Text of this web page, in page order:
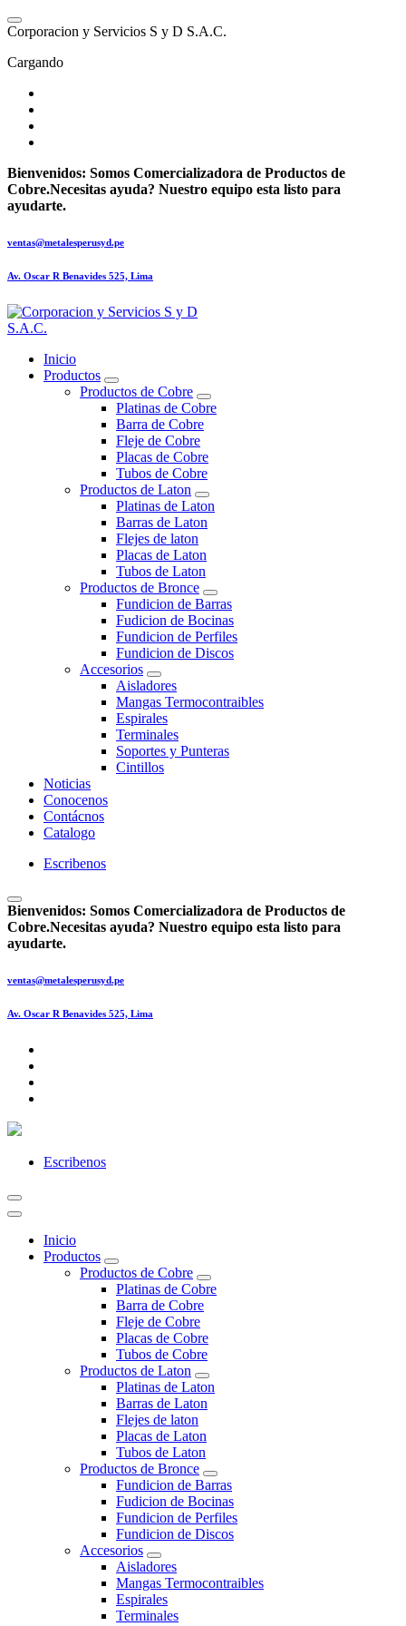
Saltar
al
Corporacion y Servicios S y D S.A.C.
Cargando
Bienvenidos: Somos Comercializadora de Productos de
Cobre.Necesitas ayuda? Nuestro equipo esta listo para
ayudarte.
ventas@metalesperusyd.pe
Av. Oscar R Benavides 525, Lima
Inicio
Productos
Productos de Cobre
Platinas de Cobre
Barra de Cobre
Fleje de Cobre
Placas de Cobre
Tubos de Cobre
Productos de Laton
Platinas de Laton
Barras de Laton
Flejes de laton
Placas de Laton
Tubos de Laton
Productos de Bronce
Fundicion de Barras
Fudicion de Bocinas
Fundicion de Perfiles
Fundicion de Discos
Accesorios
Aisladores
Mangas Termocontraibles
Espirales
Terminales
Soportes y Punteras
Cintillos
Noticias
Conocenos
Contácnos
Catalogo
Escribenos
Bienvenidos: Somos Comercializadora de Productos de
Cobre.Necesitas ayuda? Nuestro equipo esta listo para
ayudarte.
ventas@metalesperusyd.pe
Av. Oscar R Benavides 525, Lima
Escribenos
Inicio
Productos
Productos de Cobre
Platinas de Cobre
Barra de Cobre
Fleje de Cobre
Placas de Cobre
Tubos de Cobre
Productos de Laton
Platinas de Laton
Barras de Laton
Flejes de laton
Placas de Laton
Tubos de Laton
Productos de Bronce
Fundicion de Barras
Fudicion de Bocinas
Fundicion de Perfiles
Fundicion de Discos
Accesorios
Aisladores
Mangas Termocontraibles
Espirales
Terminales